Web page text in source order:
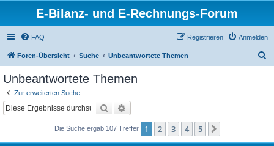
E-Bilanz- und E-Rechnungs-Forum
FAQ Anmelden
Registrieren
Foren-Übersicht Suche Unbeantwortete Themen
Unbeantwortete Themen
Zur erweiterten Suche
Suche
Die Suche ergab 107 Treffer 1 2 3 4 5